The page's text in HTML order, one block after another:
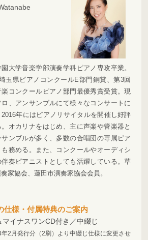
大学音楽学部演奏学科ピアノ専攻卒業。
玉県ピアノコンクールE部門銅賞、第3回
コンクールピアノ部門最優秀賞受賞。現
、アンサンブルにて様々なコンサートに
年にはピアノリサイタルを開催し好評
。オカリナをはじめ、主に声楽や管楽器と
ンブルが多く、多数の合唱団の専属ピア
も務める。また、コンクールやオーディシ
伴奏ピアニストとしても活躍している。草
家協会、蓮田市演奏家協会会員。
仕様・付属特典のご案内
マイナスワンCD付き／中綴じ
2月発行分（2刷）より中綴じ仕様に変更させ